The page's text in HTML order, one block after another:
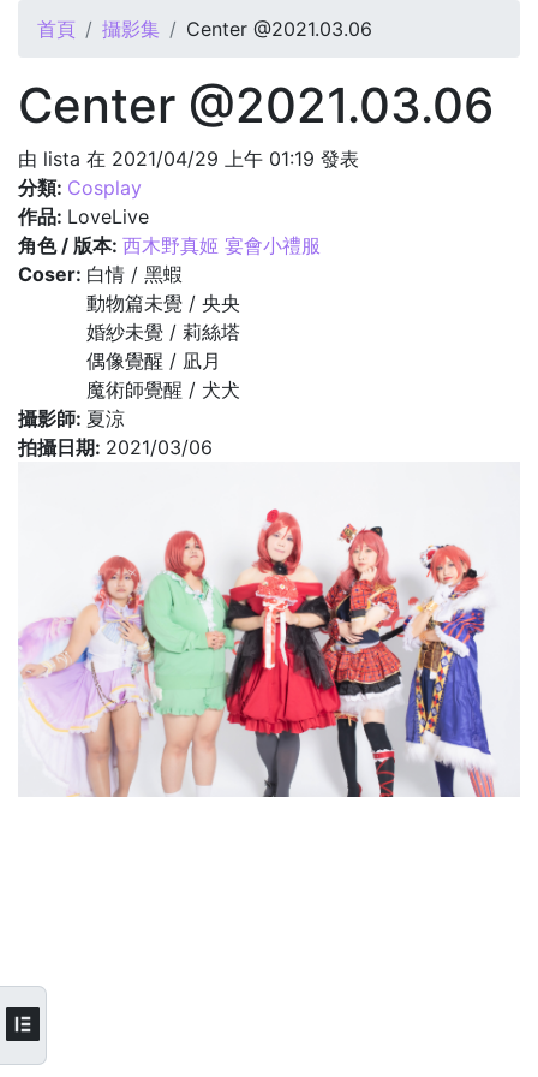
您在這裡
首頁 攝影集 Center @2021.03.06
Center @2021.03.06
由 lista 在 2021/04/29 上午 01:19 發表
分類: Cosplay
作品: LoveLive
角色 / 版本: 西木野真姬 宴會小禮服
Coser: 白情 / 黑蝦
動物篇未覺 / 央央
婚紗未覺 / 莉絲塔
偶像覺醒 / 凪月
魔術師覺醒 / 犬犬
攝影師: 夏涼
拍攝日期: 2021/03/06